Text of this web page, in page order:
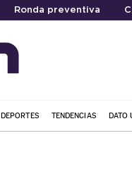
Ronda preventiva
DEPORTES TENDENCIAS DATO